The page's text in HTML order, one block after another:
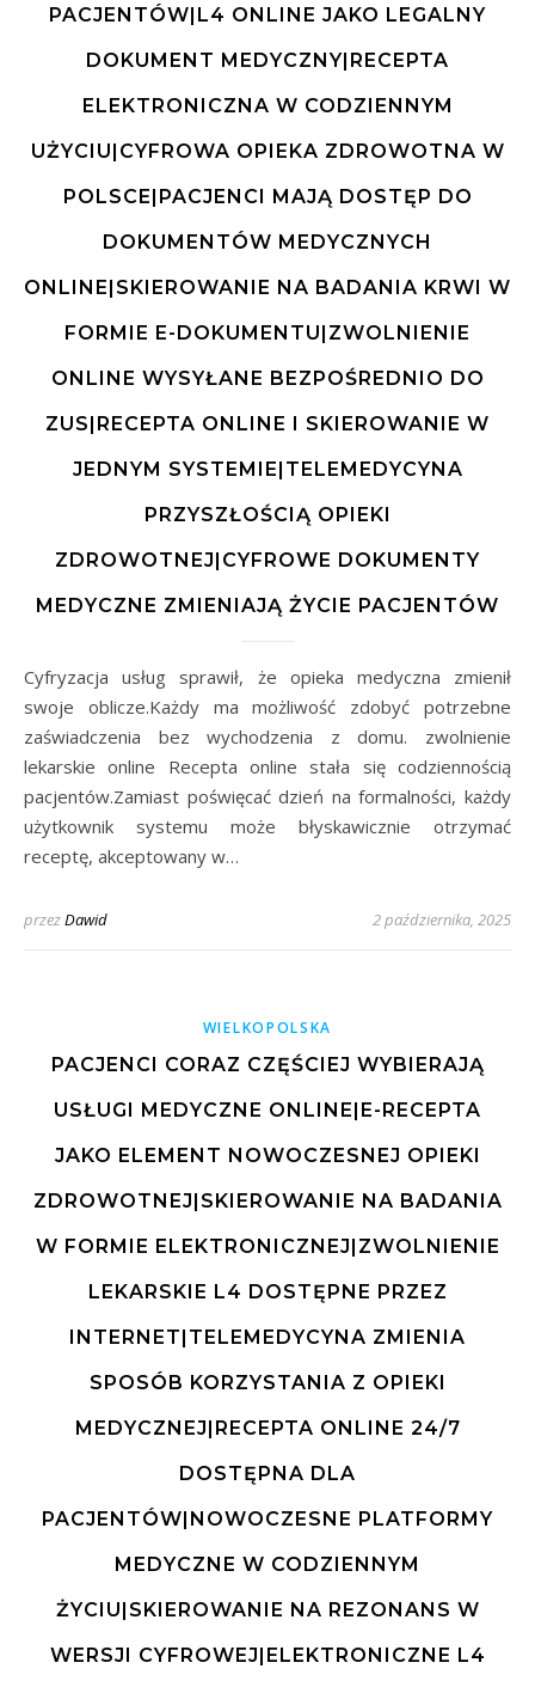
PACJENTÓW|L4 ONLINE JAKO LEGALNY
DOKUMENT MEDYCZNY|RECEPTA
ELEKTRONICZNA W CODZIENNYM
UŻYCIU|CYFROWA OPIEKA ZDROWOTNA W
POLSCE|PACJENCI MAJĄ DOSTĘP DO
DOKUMENTÓW MEDYCZNYCH
ONLINE|SKIEROWANIE NA BADANIA KRWI W
FORMIE E-DOKUMENTU|ZWOLNIENIE
ONLINE WYSYŁANE BEZPOŚREDNIO DO
ZUS|RECEPTA ONLINE I SKIEROWANIE W
JEDNYM SYSTEMIE|TELEMEDYCYNA
PRZYSZŁOŚCIĄ OPIEKI
ZDROWOTNEJ|CYFROWE DOKUMENTY
MEDYCZNE ZMIENIAJĄ ŻYCIE PACJENTÓW
Cyfryzacja usług sprawił, że opieka medyczna zmienił
swoje oblicze.Każdy ma możliwość zdobyć potrzebne
zaświadczenia bez wychodzenia z domu. zwolnienie
lekarskie online Recepta online stała się codziennością
pacjentów.Zamiast poświęcać dzień na formalności, każdy
użytkownik systemu może błyskawicznie otrzymać
receptę, akceptowany w…
przezDawid 2 października, 2025
WIELKOPOLSKA
PACJENCI CORAZ CZĘŚCIEJ WYBIERAJĄ
USŁUGI MEDYCZNE ONLINE|E-RECEPTA
JAKO ELEMENT NOWOCZESNEJ OPIEKI
ZDROWOTNEJ|SKIEROWANIE NA BADANIA
W FORMIE ELEKTRONICZNEJ|ZWOLNIENIE
LEKARSKIE L4 DOSTĘPNE PRZEZ
INTERNET|TELEMEDYCYNA ZMIENIA
SPOSÓB KORZYSTANIA Z OPIEKI
MEDYCZNEJ|RECEPTA ONLINE 24/7
DOSTĘPNA DLA
PACJENTÓW|NOWOCZESNE PLATFORMY
MEDYCZNE W CODZIENNYM
ŻYCIU|SKIEROWANIE NA REZONANS W
WERSJI CYFROWEJ|ELEKTRONICZNE L4